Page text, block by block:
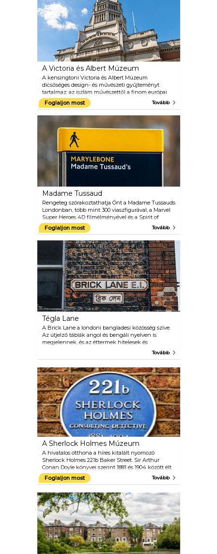
A Victoria és Albert Múzeum
A kensingtoni Victoria és Albert Múzeum
dicsőséges design- és művészeti gyűjteményt
tartalmaz: az iszlám művészettől a finom európai
ékszerekig. Az olyan művészek híres akvarelljeitől,
mint John Constable, Vivienne Westwood ikonikus
divatalkotásáig. Fedezze fel az állandó gyűjteményt,
vagy látogasson el a múzeum egyik
világszínvonalára, és egyre népszerűbb időszaki
kiállítások. Vigyázzon a furcsa Friday Lates
eseményekre, amelyek minden hónap utolsó
péntekjén történnek.
Foglaljon most Tovább
Madame Tussaud
Rengeteg szórakoztathatja Önt a Madame Tussauds
Londonban, több mint 300 viaszfigurával, a Marvel
Super Heroes 4D filmélményével és a Spirit of
London Taxi Ride-vel. A történelem során híres (és
hírhedt) egyének kísértetiesen élethű viaszfigurái a
nyilvánvaló fénypont. Johnny Depp-től és az One
Direction-től Muhammad Aliig és a királynőig,
biztosan felismer mindenkit, aki megjelenik. Ki a
kedvenc hírességed?
Foglaljon most Tovább
Tégla Lane
A Brick Lane a londoni bangladesi közösség szíve.
Az útjelző táblák angol és bengáli nyelven is
megjelennek, és az éttermek hitelesek és
szerények. Néhány ikonikus étterem, például a
kapni egy hagyományos zsidó stílusú töltött bagel
sós marhahús vagy füstölt lazac abszolút must.
Tovább
A Sherlock Holmes Múzeum
A hivatalos otthona a híres kitalált nyomozó
Sherlock Holmes 221b Baker Street. Sir Arthur
Conan Doyle könyvei szerint 1881 és 1904 között élt
itt. A múzeum Holmes részletes tanulmányát
mutatja be, életnagyságú viaszművek, amelyek
képviselik, valamint egy ajándékbolt.
Foglaljon most Tovább